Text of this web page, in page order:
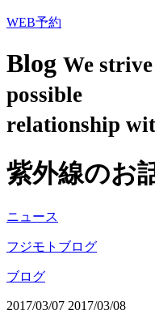
WEB予約
Blog We
possible
relationship
紫外線のお
ニュース
フジモトブログ
ブログ
2017/03/07 2017/03/08